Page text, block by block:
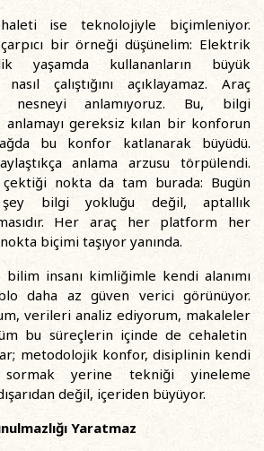
ise teknolojiyle biçimleniyor.
bir örneği düşünelim: Elektrik
yaşamda kullananların büyük
çalıştığını açıklayamaz. Araç
nesneyi anlamıyoruz. Bu, bilgi
gereksiz kılan bir konforun
bu konfor katlanarak büyüdü.
anlama arzusu törpülendi.
çektiği nokta da tam burada: Bugün
bilgi yokluğu değil, aptallık
Her araç her platform her
biçimi taşıyor yanında.
bilim insanı kimliğimle kendi alanımı
daha az güven verici görünüyor.
verileri analiz ediyorum, makaleler
bu süreçlerin içinde de cehaletin
metodolojik konfor, disiplinin kendi
yerine tekniği yineleme
değil, içeriden büyüyor.
Yaratmaz